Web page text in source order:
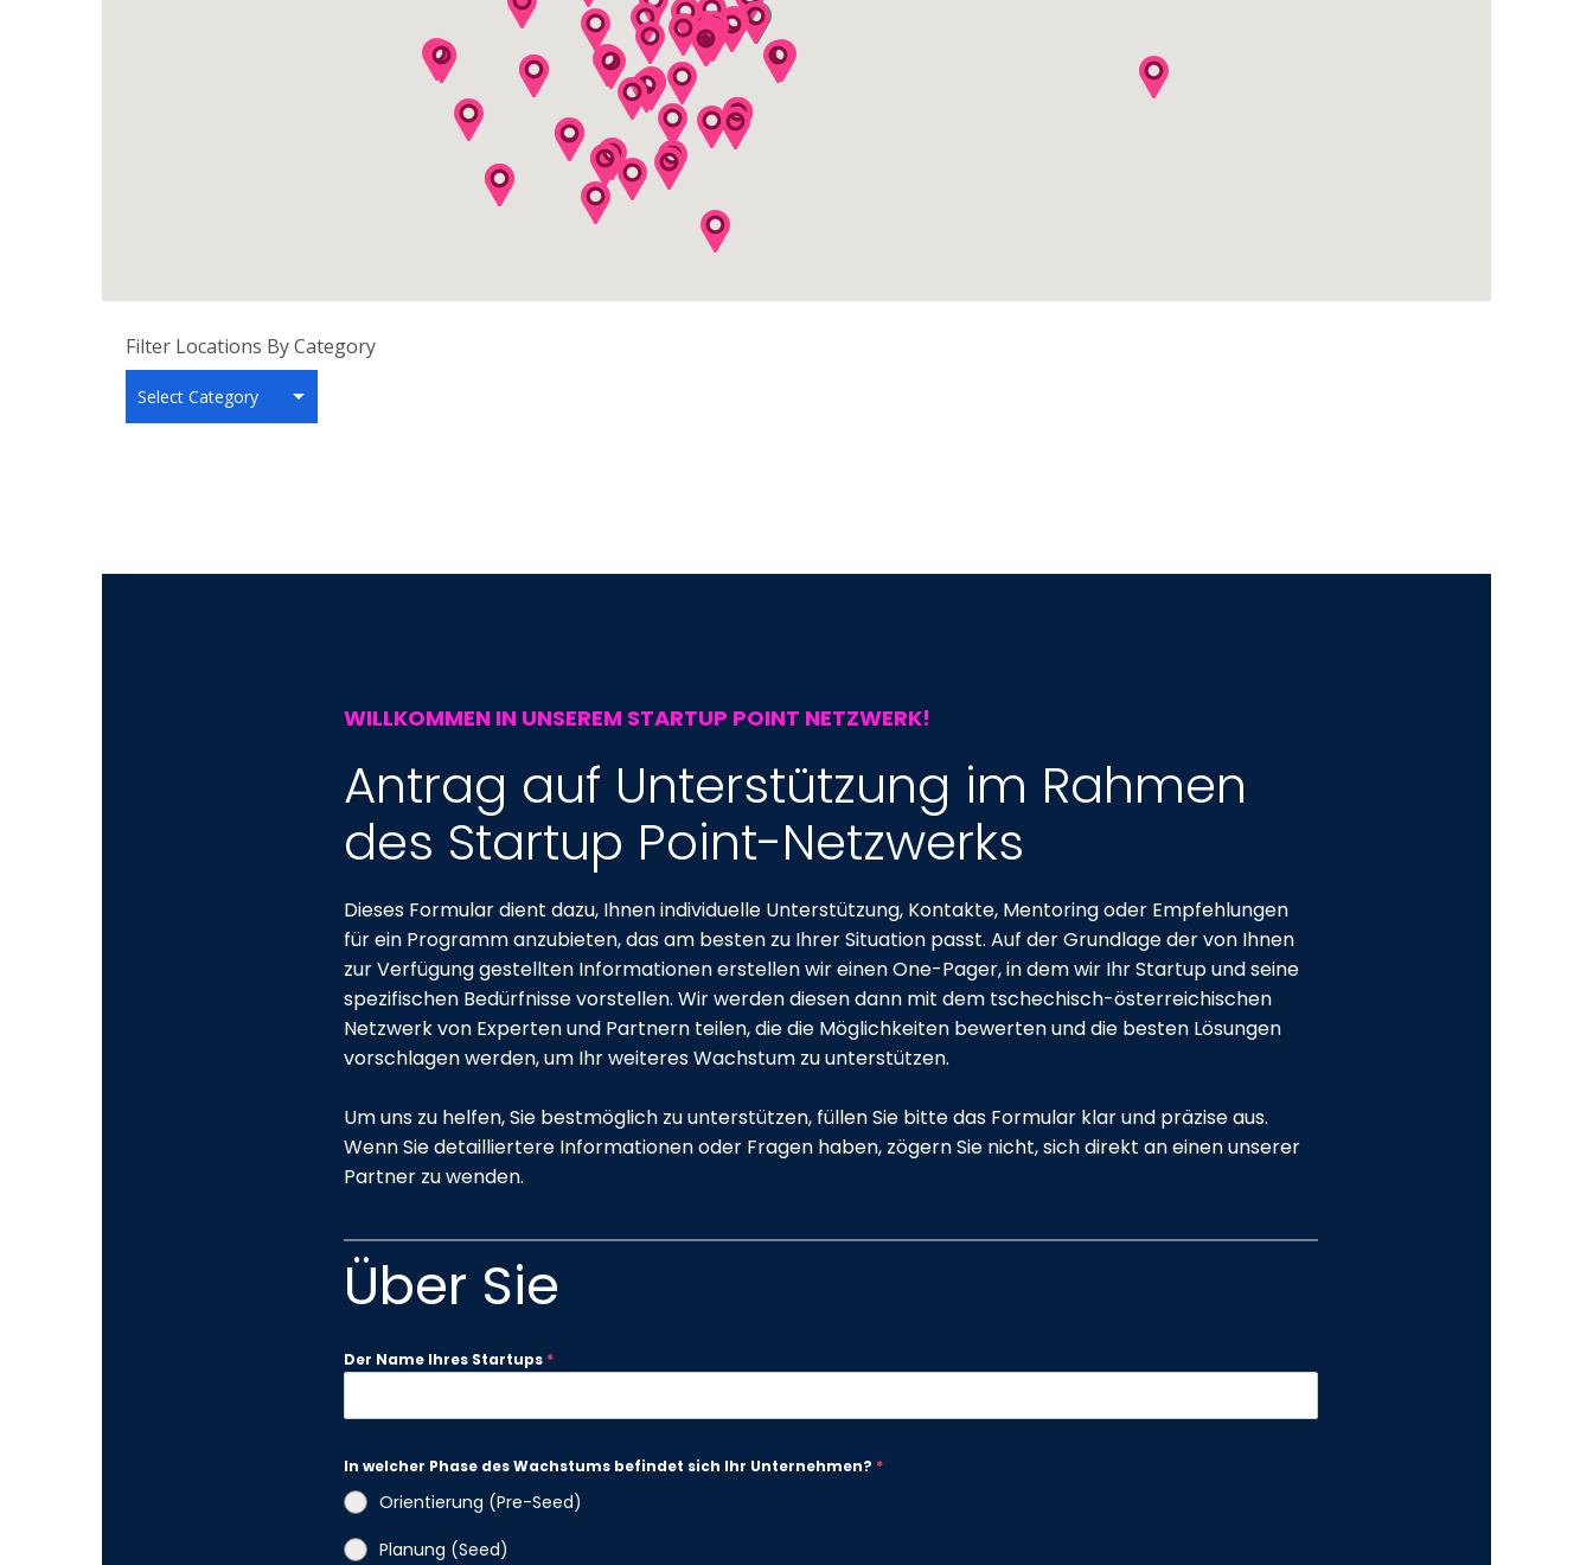
Filter Locations By Category
WILLKOMMEN IN UNSEREM STARTUP POINT NETZWERK!
Antrag auf Unterstützung im Rahmen
des Startup Point-Netzwerks
Dieses Formular dient dazu, Ihnen individuelle Unterstützung, Kontakte, Mentoring oder Empfehlungen
für ein Programm anzubieten, das am besten zu Ihrer Situation passt. Auf der Grundlage der von Ihnen
zur Verfügung gestellten Informationen erstellen wir einen One-Pager, in dem wir Ihr Startup und seine
spezifischen Bedürfnisse vorstellen. Wir werden diesen dann mit dem tschechisch-österreichischen
Netzwerk von Experten und Partnern teilen, die die Möglichkeiten bewerten und die besten Lösungen
vorschlagen werden, um Ihr weiteres Wachstum zu unterstützen.
Um uns zu helfen, Sie bestmöglich zu unterstützen, füllen Sie bitte das Formular klar und präzise aus.
Wenn Sie detailliertere Informationen oder Fragen haben, zögern Sie nicht, sich direkt an einen unserer
Partner zu wenden.
Über Sie
Der Name Ihres Startups *
In welcher Phase des Wachstums befindet sich Ihr Unternehmen? *
Orientierung (Pre-Seed)
Planung (Seed)